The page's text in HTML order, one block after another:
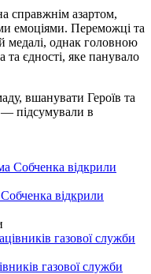
справжнім азартом,
емоціями. Переможці та
медалі, однак головною
та єдності, яке панувало
вшанувати Героїв та
— підсумували в
відкрили
газової служби